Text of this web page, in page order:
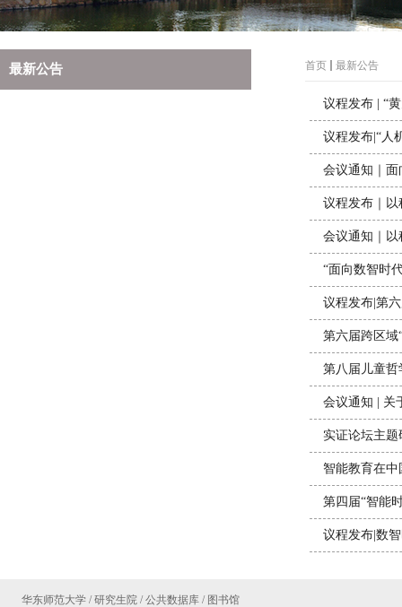
最新公告 首页 最新公告
议程发布 | “
议程发布|“人
会议通知｜
议程发布｜
会议通知｜
“面向数智时
议程发布|第
第六届跨区域
第八届儿童
会议通知 | 关
实证论坛主
智能教育在中
第四届“智能
议程发布|数
华东师范大学 /研究生院 /公共数据库 / 图书馆